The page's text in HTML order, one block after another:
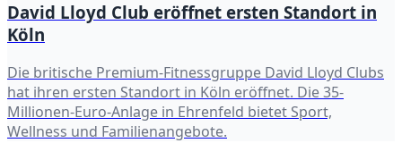
David Lloyd Club eröffnet ersten Standort in
Köln
Die britische Premium-Fitnessgruppe David Lloyd Clubs
hat ihren ersten Standort in Köln eröffnet. Die 35-
Millionen-Euro-Anlage in Ehrenfeld bietet Sport,
Wellness und Familienangebote.